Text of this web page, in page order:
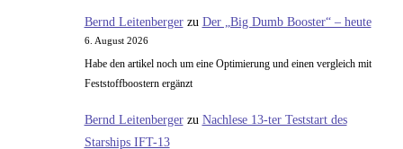
Bernd Leitenbergerzu Der „Big Dumb Booster“ – heute
6. August 2026
Habe den artikel noch um eine Optimierung und einen vergleich mit
Feststoffboostern ergänzt
Bernd Leitenbergerzu Nachlese 13-ter Teststart des
Starships IFT-13